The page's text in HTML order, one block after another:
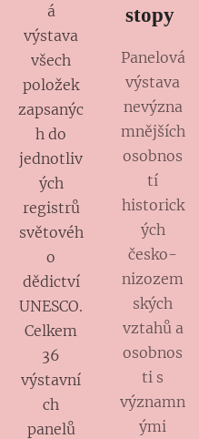
á
výstava
všech
položek
zapsanýc
h do
jednotliv
ých
registrů
světovéh
o
dědictví
UNESCO.
Celkem
36
výstavní
ch
panelů
stopy
Panelová
výstava
nevýzna
mnějších
osobnos
tí
historick
ých
česko-
nizozem
ských
vztahů a
osobnos
ti s
významn
ými